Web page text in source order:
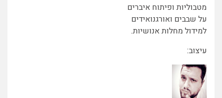
מטבוליות ופיתוח איברים
על שבבים ואורגנואידים
למידול מחלות אנושיות.
עיצוב: